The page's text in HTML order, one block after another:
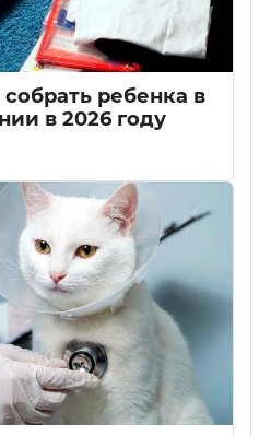
ребенка в
в 2026 году